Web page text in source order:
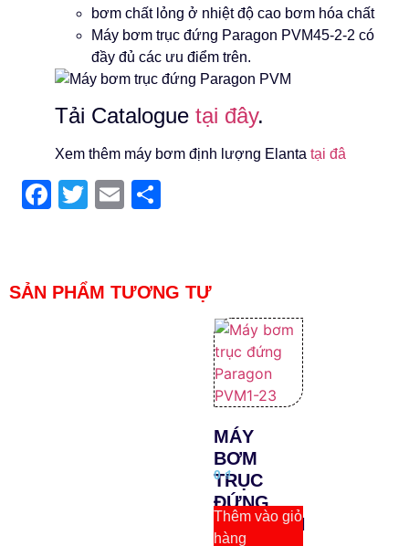
bơm chất lỏng ở nhiệt độ cao bơm hóa chất
Máy bơm trục đứng Paragon PVM45-2-2 có
đầy đủ các ưu điểm trên.
Tải Catalogue tại đây.
Xem thêm máy bơm định lượng Elanta tại đâ
Facebook
TwitterEmail
SẢN PHẨM TƯƠNG TỰ
MÁY
BƠM
TRỤC
ĐỨNG
PARAGON
0₫
Thêm vào giỏ
hàng